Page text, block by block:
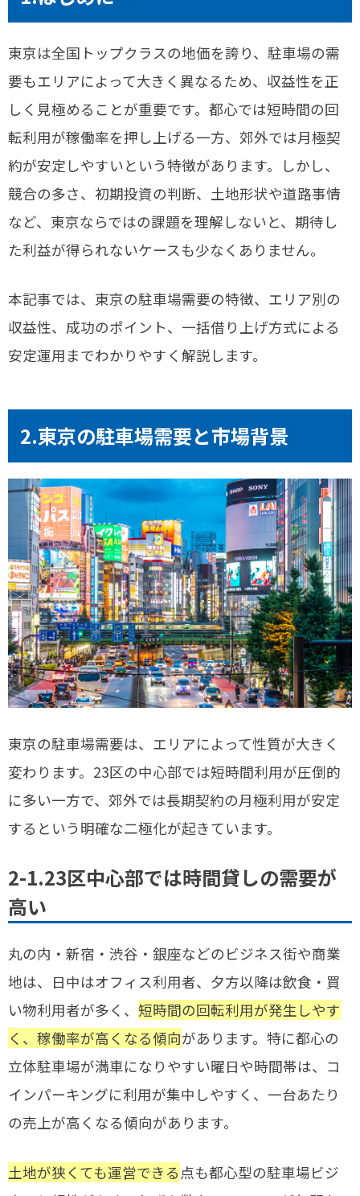
東京は全国トップクラスの地価を誇り、駐車場の需
要もエリアによって大きく異なるため、収益性を正
しく見極めることが重要です。都心では短時間の回
転利用が稼働率を押し上げる一方、郊外では月極契
約が安定しやすいという特徴があります。しかし、
競合の多さ、初期投資の判断、土地形状や道路事情
など、東京ならではの課題を理解しないと、期待し
た利益が得られないケースも少なくありません。
本記事では、東京の駐車場需要の特徴、エリア別の
収益性、成功のポイント、一括借り上げ方式による
安定運用までわかりやすく解説します。
2.東京の駐車場需要と市場背景
東京の駐車場需要は、エリアによって性質が大きく
変わります。23区の中心部では短時間利用が圧倒的
に多い一方で、郊外では長期契約の月極利用が安定
するという明確な二極化が起きています。
2-1.23区中心部では時間貸しの需要が
高い
丸の内・新宿・渋谷・銀座などのビジネス街や商業
地は、日中はオフィス利用者、夕方以降は飲食・買
い物利用者が多く、 短時間の回転利用が発生しやす
く、稼働率が高くなる傾向があります。特に都心の
立体駐車場が満車になりやすい曜日や時間帯は、コ
インパーキングに利用が集中しやすく、一台あたり
の売上が高くなる傾向があります。
土地が狭くても運営できる 点も都心型の駐車場ビジ